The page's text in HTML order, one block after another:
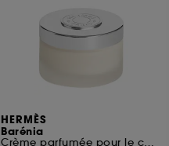
HERMÈS
Barénia
Crème parfumée pour le corps